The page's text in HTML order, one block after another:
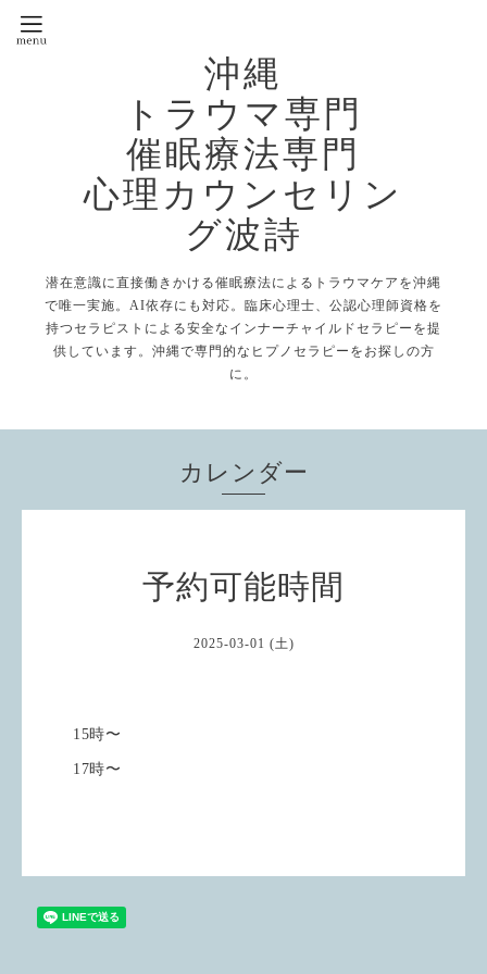
沖縄
トラウマ専門
催眠療法専門
心理カウンセリン
グ波詩
潜在意識に直接働きかける催眠療法によるトラウマケアを沖縄
で唯一実施。AI依存にも対応。臨床心理士、公認心理師資格を
持つセラピストによる安全なインナーチャイルドセラピーを提
供しています。沖縄で専門的なヒプノセラピーをお探しの方
に。
カレンダー
予約可能時間
2025-03-01 (土)
15時〜
17時〜